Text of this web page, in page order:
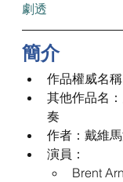
劇透
簡介
作品權威名
其他作品名
奏
作者：戴維
演員：
Brent